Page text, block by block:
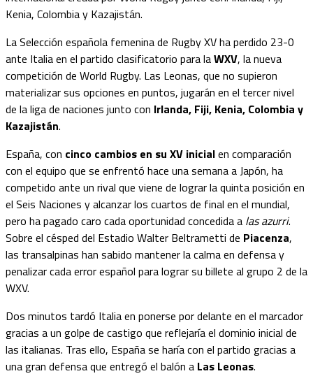
Kenia, Colombia y Kazajistán.
La Selección española femenina de Rugby XV ha perdido 23-0
ante Italia en el partido clasificatorio para laWXV, la nueva
competición de World Rugby. Las Leonas, que no supieron
materializar sus opciones en puntos, jugarán en el tercer nivel
de la liga de naciones junto con Irlanda, Fiji, Kenia, Colombia y
Kazajistán.
España, con cinco cambios en su XV inicialen comparación
con el equipo que se enfrentó hace una semana a Japón, ha
competido ante un rival que viene de lograr la quinta posición en
el Seis Naciones y alcanzar los cuartos de final en el mundial,
pero ha pagado caro cada oportunidad concedida a las azurri.
Sobre el césped del Estadio Walter Beltrametti de Piacenza,
las transalpinas han sabido mantener la calma en defensa y
penalizar cada error español para lograr su billete al grupo 2 de la
WXV.
Dos minutos tardó Italia en ponerse por delante en el marcador
gracias a un golpe de castigo que reflejaría el dominio inicial de
las italianas. Tras ello, España se haría con el partido gracias a
una gran defensa que entregó el balón a Las Leonas.